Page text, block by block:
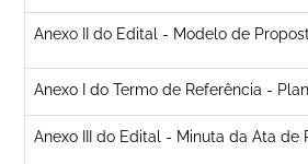
Anexo II do Edital - Modelo de
Anexo I do Termo de Referência -
Anexo III do Edital - Minuta da Ata de